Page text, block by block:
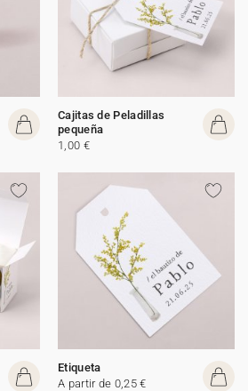
Cajitas de Peladillas
pequeña
1,00 €
Etiqueta
A partir de 0,25 €